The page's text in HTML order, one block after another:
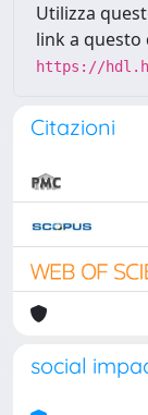
Utilizza
link a
https://
Citazioni
social